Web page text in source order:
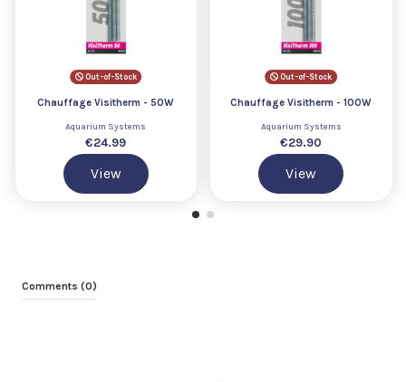
Out-of-Stock
Chauffage Visitherm - 50W
Aquarium Systems
€24.99
View
Out-of-Stock
Chauffage Visitherm - 100W
Aquarium Systems
€29.90
View
Comments (0)